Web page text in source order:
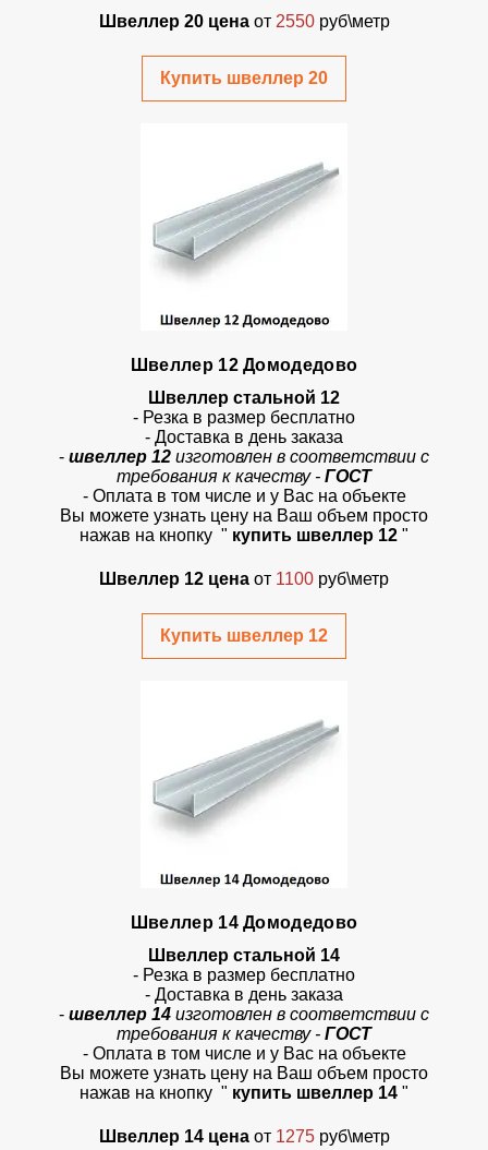
Швеллер 20 цена от 2550 руб\метр
Купить швеллер 20
Швеллер 12 Домодедово
Швеллер стальной 12
- Резка в размер бесплатно
- Доставка в день заказа
- швеллер 12 изготовлен в соответствии с
требования к качеству - ГОСТ
- Оплата в том числе и у Вас на объекте
Вы можете узнать цену на Ваш объем просто
нажав на кнопку " купить швеллер 12 "
Швеллер 12 цена от 1100 руб\метр
Купить швеллер 12
Швеллер 14 Домодедово
Швеллер стальной 14
- Резка в размер бесплатно
- Доставка в день заказа
- швеллер 14 изготовлен в соответствии с
требования к качеству - ГОСТ
- Оплата в том числе и у Вас на объекте
Вы можете узнать цену на Ваш объем просто
нажав на кнопку " купить швеллер 14 "
Швеллер 14 цена от 1275 руб\метр